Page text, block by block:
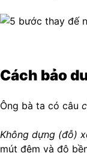
Cách bảo
Ông bà ta có câu
Không dựng (đỗ)
mút đệm và độ